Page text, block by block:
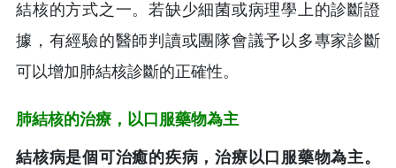
結核的方式之一。若缺少細菌或病理學上的診斷證
據，有經驗的醫師判讀或團隊會議予以多專家診斷
可以增加肺結核診斷的正確性。
肺結核的治療，以口服藥物為主
結核病是個可治癒的疾病，治療以口服藥物為主。